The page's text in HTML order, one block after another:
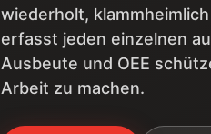
wiederholt,
erfasst jeden einzelnen
Ausbeute und OEE
Arbeit zu machen.